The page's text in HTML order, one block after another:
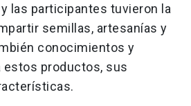
las participantes tuvieron la
semillas, artesanías y
conocimientos y
estos productos, sus